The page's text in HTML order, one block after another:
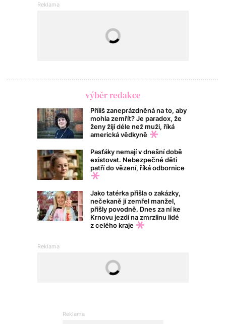
výběr redakce
Příliš zaneprázdněná na to, aby
mohla zemřít? Je paradox, že
ženy žijí déle než muži, říká
americká vědkyně
Pasťáky nemají v dnešní době
existovat. Nebezpečné děti
patří do vězení, říká odbornice
Jako tatérka přišla o zakázky,
nečekaně jí zemřel manžel,
přišly povodně. Dnes za ní ke
Krnovu jezdí na zmrzlinu lidé
z celého kraje